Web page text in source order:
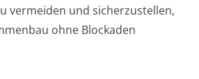
vermeiden und sicherzustellen,
ohne Blockaden